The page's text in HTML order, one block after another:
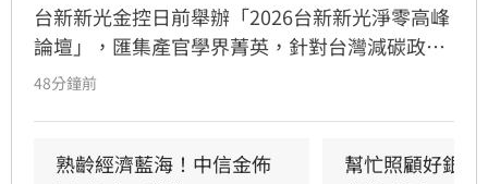
台新新光金控日前舉辦「2026台新新光淨零高峰
論壇」，匯集產官學界菁英，針對台灣減碳政
策、碳定價制度及企業轉型策略進行深度對話。
控總經理林維俊指出，論壇邁入第五年，致力協
48分鐘前
熟齡經濟藍海！中信金佈
幫忙照顧好銀